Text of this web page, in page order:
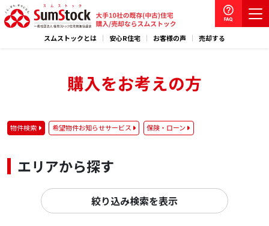
スムストックとは 安心R住宅 お客様の声 売却する
購入をお考えの方
物件検索 希望物件お知らせサービス 保険・ローン
エリアから探す
絞り込み検索を表示